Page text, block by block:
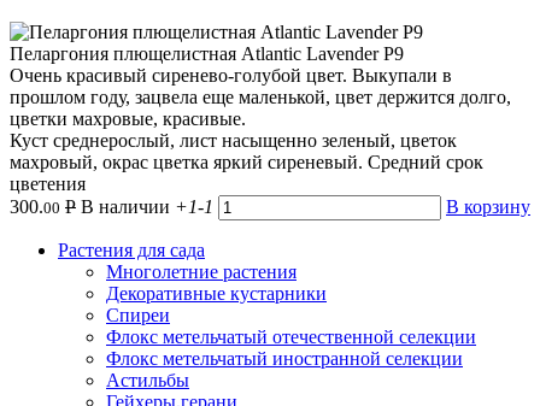
Пеларгония плющелистная Atlantic Lavender Р9
Очень красивый сиренево-голубой цвет. Выкупали в
прошлом году, зацвела еще маленькой, цвет держится долго,
цветки махровые, красивые.
Куст среднерослый, лист насыщенно зеленый, цветок
махровый, окрас цветка яркий сиреневый. Средний срок
цветения
300.00 Р В наличии +1-1 В корзину
Растения для сада
Многолетние растения
Декоративные кустарники
Спиреи
Флокс метельчатый отечественной селекции
Флокс метельчатый иностранной селекции
Астильбы
Гейхеры,герани